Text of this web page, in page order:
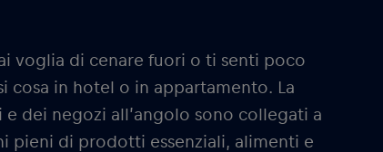
voglia di cenare fuori o ti senti poco
cosa in hotel o in appartamento. La
dei negozi all’angolo sono collegati a
pieni di prodotti essenziali, alimenti e